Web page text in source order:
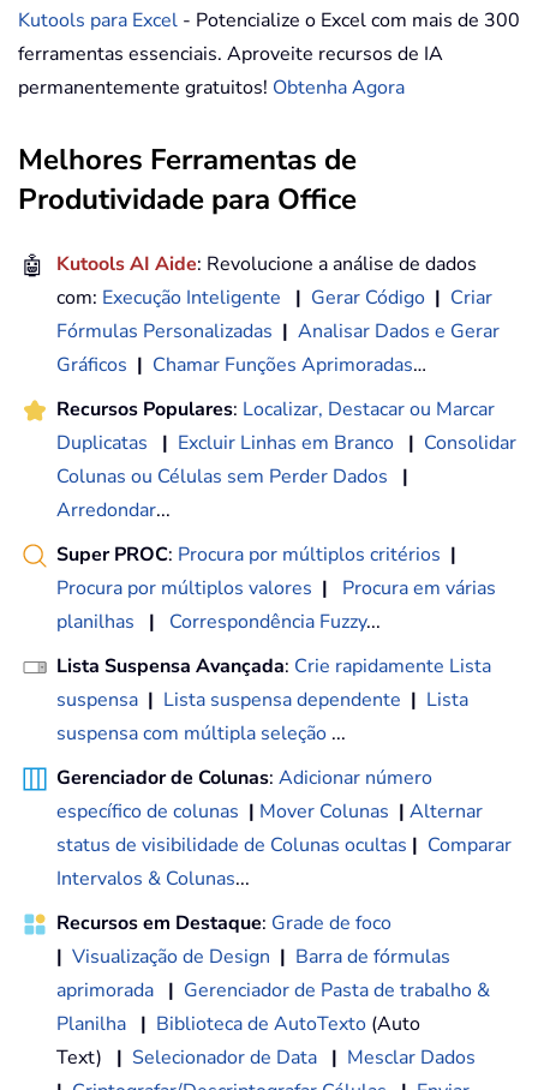
Kutools para Excel - Potencialize o Excel com mais de 300
ferramentas essenciais. Aproveite recursos de IA
permanentemente gratuitos! Obtenha Agora
Melhores Ferramentas de
Produtividade para Office
🤖 Kutools AI Aide: Revolucione a análise de dados
com: Execução Inteligente | Gerar Código | Criar
Fórmulas Personalizadas | Analisar Dados e Gerar
Gráficos | Chamar Funções Aprimoradas…
Recursos Populares: Localizar, Destacar ou Marcar
Duplicatas
| Excluir Linhas em Branco | Consolidar
Colunas ou Células sem Perder Dados
|
Arredondar...
Super PROC: Procura por múltiplos critérios |
Procura por múltiplos valores |
Procura em várias
planilhas
| Correspondência Fuzzy...
Lista Suspensa Avançada: Crie rapidamente Lista
suspensa | Lista suspensa dependente | Lista
suspensa com múltipla seleção ...
Gerenciador de Colunas: Adicionar número
específico de colunas | Mover Colunas | Alternar
status de visibilidade de Colunas ocultas | Comparar
Intervalos & Colunas...
Recursos em Destaque: Grade de foco
| Visualização de Design | Barra de fórmulas
aprimorada | Gerenciador de Pasta de trabalho &
Planilha | Biblioteca de AutoTexto (Auto
Text) | Selecionador de Data | Mesclar Dados